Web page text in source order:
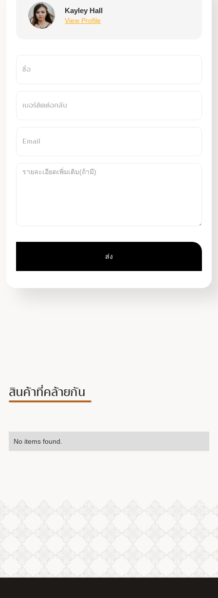
Kayley Hall
View Profile
สินค้าที่คล้ายกัน
No items found.